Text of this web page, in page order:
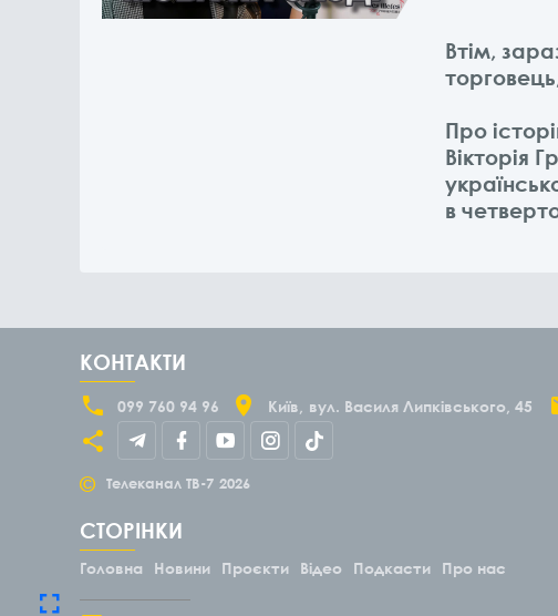
Втім,
Про
Вікторія
в
КОНТАКТИ
099 760 94 96 Київ вул. Василя Липківського, 45
© Телеканал ТВ-7 2026
СТОРІНКИ
Головна Новини Проєкти Відео Подкасти Про нас